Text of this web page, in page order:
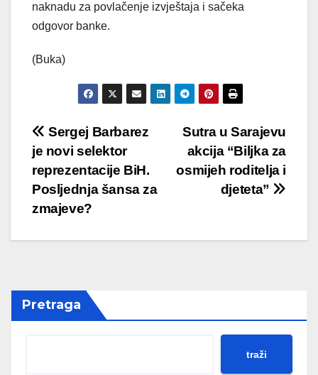
naknadu za povlačenje izvještaja i sačeka
odgovor banke.
(Buka)
Post
navigation
Sutra u Sarajevu
akcija “Biljka za
osmijeh roditelja i
djeteta”
Sergej Barbarez
je novi selektor
reprezentacije BiH.
Posljednja šansa za
zmajeve?
Pretraga
traži